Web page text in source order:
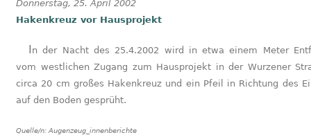
Donnerstag, 25. April 2002
Hakenkreuz vor Hausprojekt
vom westlichen Zugang zum Hausprojekt in der Wurzener
circa 20 cm großes Hakenkreuz und ein Pfeil in Richtung des
auf den Boden gesprüht.
Quelle/n: Augenzeug_innenberichte